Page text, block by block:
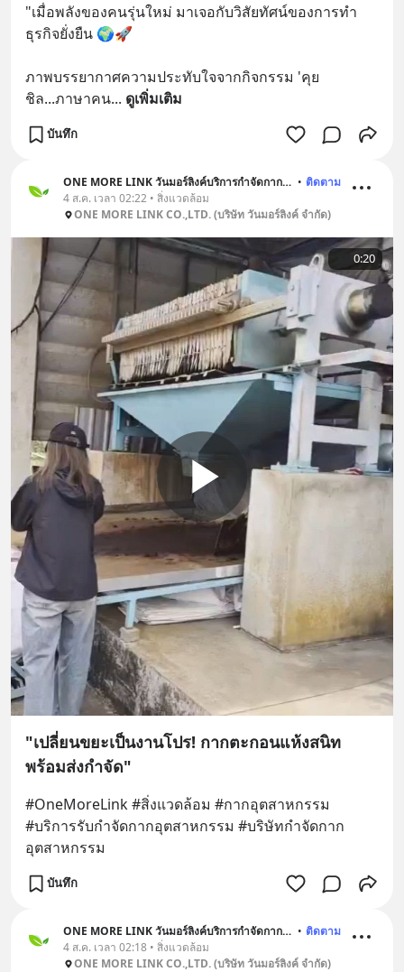
"เมื่อพลังของคนรุ่นใหม่ มาเจอกับวิสัยทัศน์ของการทำ
ธุรกิจยั่งยืน 🌍🚀
ภาพบรรยากาศความประทับใจจากกิจกรรม 'คุย
ชิล...ภาษาคน... ดูเพิ่มเติม
บันทึก
ONE MORE LINK วันมอร์ลิงค์บริการกำจัดกากอุตสาหกรรม • ติดตาม
4 ส.ค. เวลา 02:22 • สิ่งแวดล้อม
ONE MORE LINK CO.,LTD. (บริษัท วันมอร์ลิงค์ จำกัด)
0:20
"เปลี่ยนขยะเป็นงานโปร! กากตะกอนแห้งสนิท
พร้อมส่งกำจัด"
#OneMoreLink #สิ่งแวดล้อม #กากอุตสาหกรรม
#บริการรับกําจัดกากอุตสาหกรรม #บริษัทกำจัดกาก
อุตสาหกรรม
บันทึก
ONE MORE LINK วันมอร์ลิงค์บริการกำจัดกากอุตสาหกรรม • ติดตาม
4 ส.ค. เวลา 02:18 • สิ่งแวดล้อม
ONE MORE LINK CO.,LTD. (บริษัท วันมอร์ลิงค์ จำกัด)